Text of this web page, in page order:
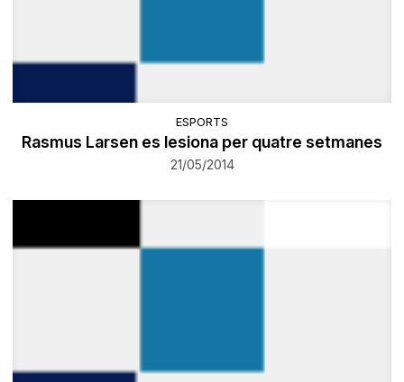
ESPORTS
Rasmus Larsen es lesiona per quatre setmanes
21/05/2014